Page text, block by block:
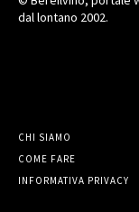
dal lontano 2002.
CHI SIAMO
COME FARE
INFORMATIVA PRIVACY